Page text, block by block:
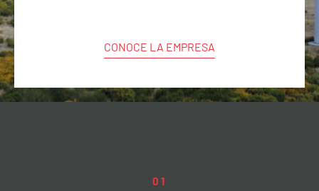
CONOCE LA EMPRESA
01